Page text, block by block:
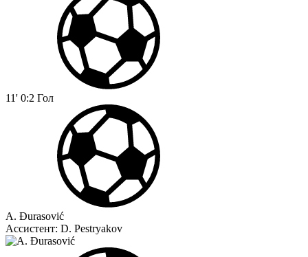
11' 0:2 Гол
A. Đurasović
Ассистент: D. Pestryakov